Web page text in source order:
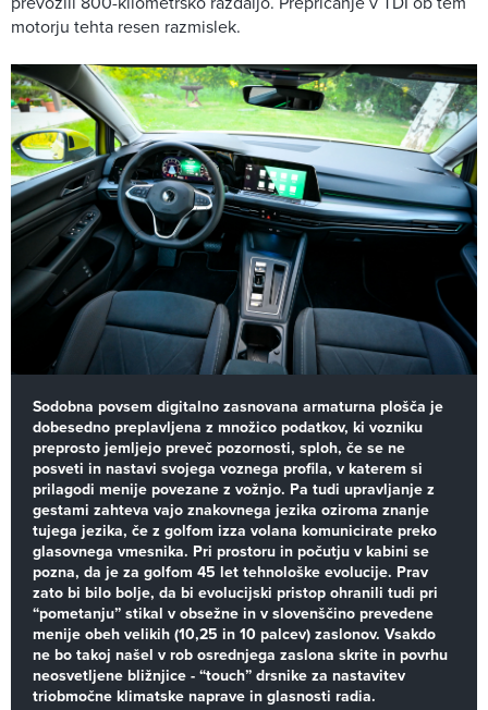
motorju tehta resen razmislek.
Sodobna povsem digitalno zasnovana armaturna plošča je
dobesedno preplavljena z množico podatkov, ki vozniku
preprosto jemljejo preveč pozornosti, sploh, če se ne
posveti in nastavi svojega voznega profila, v katerem si
prilagodi menije povezane z vožnjo. Pa tudi upravljanje z
gestami zahteva vajo znakovnega jezika oziroma znanje
tujega jezika, če z golfom izza volana komunicirate preko
glasovnega vmesnika. Pri prostoru in počutju v kabini se
pozna, da je za golfom 45 let tehnološke evolucije. Prav
zato bi bilo bolje, da bi evolucijski pristop ohranili tudi pri
“pometanju” stikal v obsežne in v slovenščino prevedene
menije obeh velikih (10,25 in 10 palcev) zaslonov. Vsakdo
ne bo takoj našel v rob osrednjega zaslona skrite in povrhu
neosvetljene bližnjice - “touch” drsnike za nastavitev
triobmočne klimatske naprave in glasnosti radia.